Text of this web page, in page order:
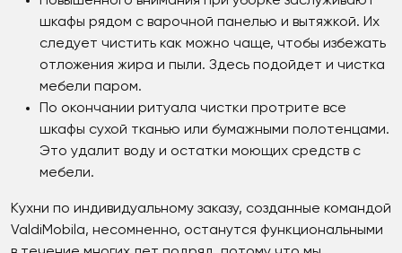
шкафы рядом с варочной панелью и вытяжкой. Их
следует чистить как можно чаще, чтобы избежать
отложения жира и пыли. Здесь подойдет и чистка
мебели паром.
По окончании ритуала чистки протрите все
шкафы сухой тканью или бумажными полотенцами.
Это удалит воду и остатки моющих средств с
мебели.
Кухни по индивидуальному заказу, созданные командой
ValdiMobila, несомненно, останутся функциональными